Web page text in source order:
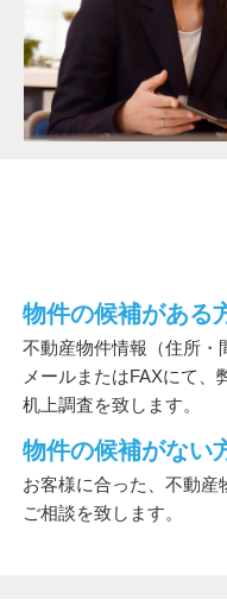
物件の候補がある
不動産物件情報（住所・
メールまたはFAXにて
机上調査を致します。
物件の候補がない
お客様に合った、不動産
ご相談を致します。